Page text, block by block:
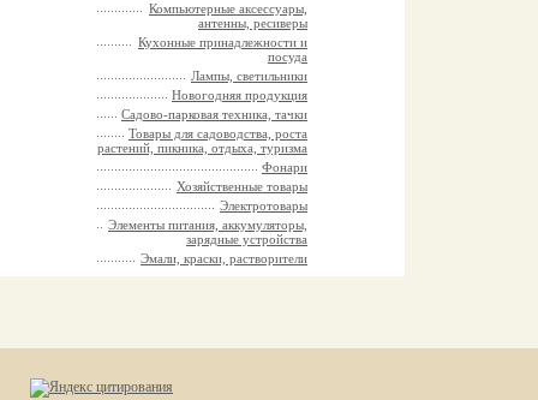
Компьютерные аксессуары,
антенны, ресиверы
Кухонные принадлежности и
посуда
Лампы, светильники
Новогодняя продукция
Садово-парковая техника, тачки
Товары для садоводства, роста
растений, пикника, отдыха, туризма
Фонари
Хозяйственные товары
Электротовары
Элементы питания, аккумуляторы,
зарядные устройства
Эмали, краски, растворители